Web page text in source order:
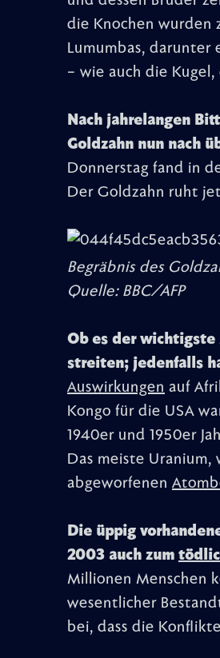
die Knochen wurden
Lumumbas, darunter
– wie auch die
Nach jahrelangen
Goldzahn nun nach
Donnerstag fand in
Der Goldzahn ruht
Begräbnis des
Quelle: BBC/AFP
Ob es der wichtigste
streiten; jedenfalls
Auswirkungen auf
Kongo für die USA
1940er und 1950er
Das meiste Uranium,
abgeworfenen
Die üppig
2003 auch zum
Millionen Menschen
wesentlicher
bei, dass die